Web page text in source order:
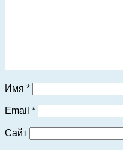
Имя *
Email *
Сайт